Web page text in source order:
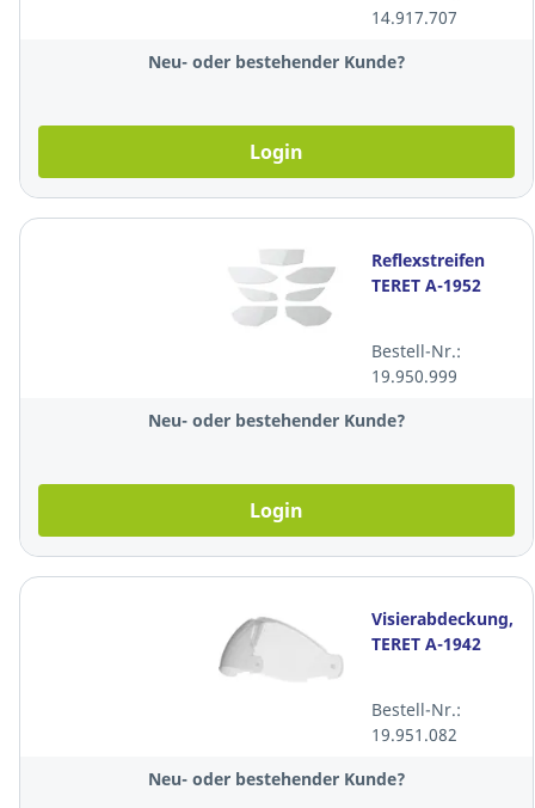
14.917.707
Neu- oder bestehender Kunde?
Login
Reflexstreifen
TERET A-1952
Bestell-Nr.:
19.950.999
Neu- oder bestehender Kunde?
Login
Visierabdeckung,
TERET A-1942
Bestell-Nr.:
19.951.082
Neu- oder bestehender Kunde?